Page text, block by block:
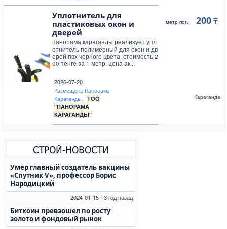
Уплотнитель для
пластиковых окон и
дверей
метр пог. 200 ₸
панорама караганды реализует упл
отнитель полимерный для окон и дв
ерей пвх черного цвета. стоимость 2
00 тенге за 1 метр. цена ак...
Караганда
2026-07-20
Размещено Панорама
Караганды,
ТОО
"ПАНОРАМА
КАРАГАНДЫ"
СТРОЙ-НОВОСТИ
Умер главный создатель вакцины
«Спутник V», профессор Борис
Народицкий
2024-01-15 - 3 год назад
Биткоин превзошел по росту
золото и фондовый рынок